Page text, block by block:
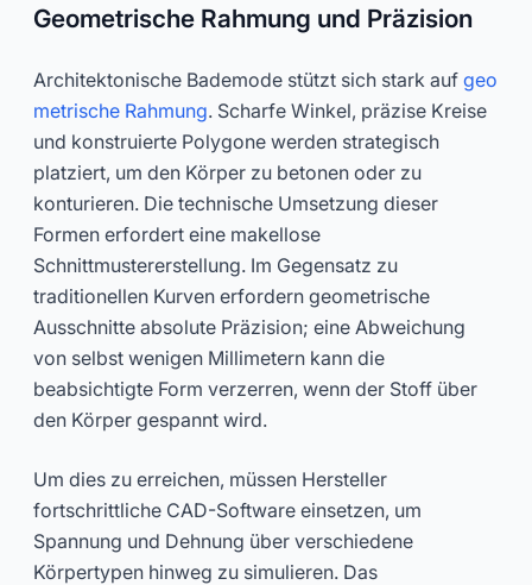
Geometrische Rahmung und Präzision
Architektonische Bademode stützt sich stark auf geo
metrische Rahmung. Scharfe Winkel, präzise Kreise
und konstruierte Polygone werden strategisch
platziert, um den Körper zu betonen oder zu
konturieren. Die technische Umsetzung dieser
Formen erfordert eine makellose
Schnittmustererstellung. Im Gegensatz zu
traditionellen Kurven erfordern geometrische
Ausschnitte absolute Präzision; eine Abweichung
von selbst wenigen Millimetern kann die
beabsichtigte Form verzerren, wenn der Stoff über
den Körper gespannt wird.
Um dies zu erreichen, müssen Hersteller
fortschrittliche CAD-Software einsetzen, um
Spannung und Dehnung über verschiedene
Körpertypen hinweg zu simulieren. Das